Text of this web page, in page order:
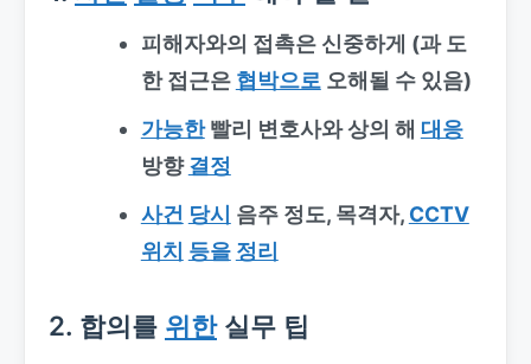
피해자와의 접촉은 신중하게 (과 도
한 접근은 협박으로 오해될 수 있음)
가능한빨리 변호사와 상의 해 대응
방향결정
사건 당시 음주 정도, 목격자, CCTV
위치 등을 정리
2. 합의를 위한실무 팁